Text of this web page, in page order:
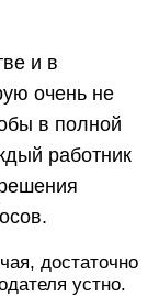
и в
очень не
в полной
работник
достаточно
устно.